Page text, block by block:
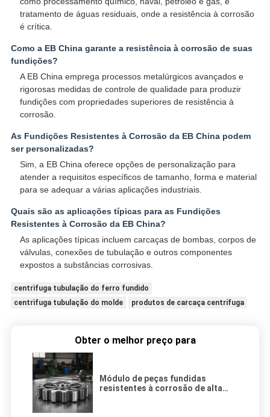
tratamento de águas residuais, onde a resistência à corrosão
é crítica.
Como a EB China garante a resistência à corrosão de suas
fundições?
A EB China emprega processos metalúrgicos avançados e
rigorosas medidas de controle de qualidade para produzir
fundições com propriedades superiores de resistência à
corrosão.
As Fundições Resistentes à Corrosão da EB China podem
ser personalizadas?
Sim, a EB China oferece opções de personalização para
atender a requisitos específicos de tamanho, forma e material
para se adequar a várias aplicações industriais.
Quais são as aplicações típicas para as Fundições
Resistentes à Corrosão da EB China?
As aplicações típicas incluem carcaças de bombas, corpos de
válvulas, conexões de tubulação e outros componentes
expostos a substâncias corrosivas.
centrìfuga tubulação do ferro fundido
centrìfuga tubulação do molde
produtos de carcaça centrífuga
Obter o melhor preço para
Módulo de peças fundidas
resistentes à corrosão de alta